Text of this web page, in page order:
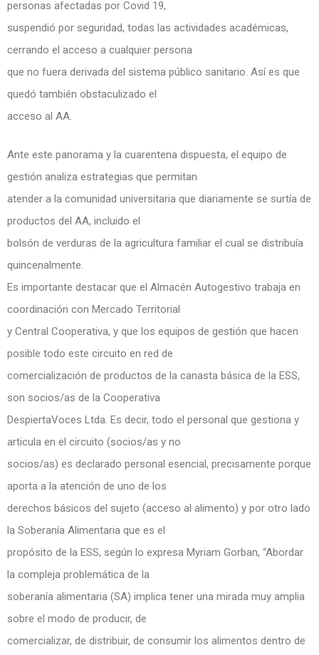
personas afectadas por Covid 19,
suspendió por seguridad, todas las actividades académicas,
cerrando el acceso a cualquier persona
que no fuera derivada del sistema público sanitario. Así es que
quedó también obstaculizado el
acceso al AA.
Ante este panorama y la cuarentena dispuesta, el equipo de
gestión analiza estrategias que permitan
atender a la comunidad universitaria que diariamente se surtía de
productos del AA, incluido el
bolsón de verduras de la agricultura familiar el cual se distribuía
quincenalmente.
Es importante destacar que el Almacén Autogestivo trabaja en
coordinación con Mercado Territorial
y Central Cooperativa, y que los equipos de gestión que hacen
posible todo este circuito en red de
comercialización de productos de la canasta básica de la ESS,
son socios/as de la Cooperativa
DespiertaVoces Ltda. Es decir, todo el personal que gestiona y
articula en el circuito (socios/as y no
socios/as) es declarado personal esencial, precisamente porque
aporta a la atención de uno de los
derechos básicos del sujeto (acceso al alimento) y por otro lado
la Soberanía Alimentaria que es el
propósito de la ESS, según lo expresa Myriam Gorban, “Abordar
la compleja problemática de la
soberanía alimentaria (SA) implica tener una mirada muy amplia
sobre el modo de producir, de
comercializar, de distribuir, de consumir los alimentos dentro de